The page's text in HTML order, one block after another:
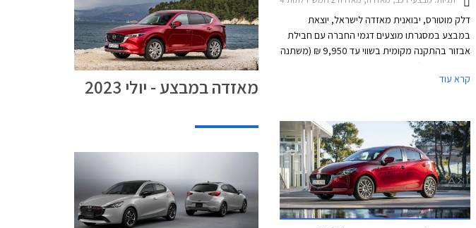
דלק מוטורס, יבואנית מאזדה לישראל, יוצאת
במבצע במסגרתו מוצעים דגמי החברה עם חבילת
אבזור בהתקנה מקומית בשווי עד 9,950 ₪ (משתנה
CX-5 ישודרגו לרמת אבזור גבוהה יותר ללא תוספתקרא עוד מאזדה במבצע - יולי 2023